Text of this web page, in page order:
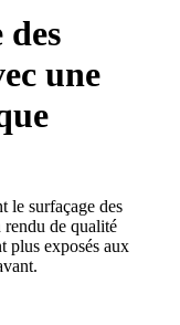
des
une
le surfaçage des
rendu de qualité
plus exposés aux